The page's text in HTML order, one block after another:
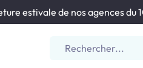
estivale de nos agences du